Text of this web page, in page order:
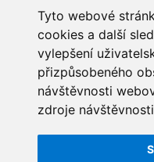
Tyto webové
cookies a další
vylepšení
přizpůsobeného
návštěvnosti
zdroje
ŠKOLNÍ PORADENSKÉ
NEPOTŘEBNÝ MAJETEK
NAUČNÁ STEZKA
18 19 20 21
25 26 27 28
STATISTIKY